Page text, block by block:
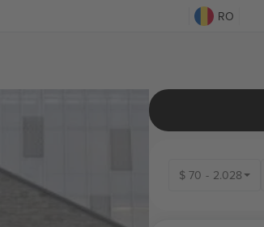
RO
$ 70 - 2.028